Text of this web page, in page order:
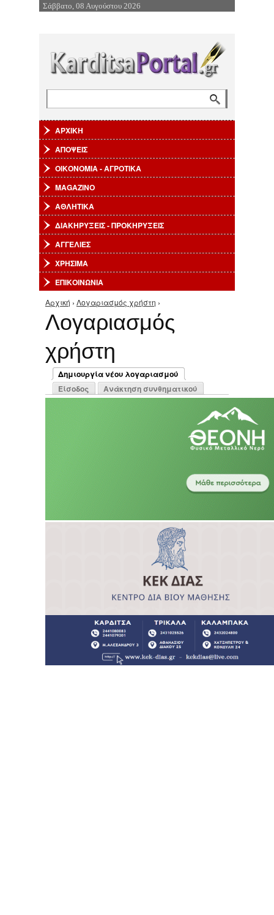
Επιστροφή στην Πλοήγηση
Σάββατο, 08 Αυγούστου 2026
ΑΡΧΙΚΗ
ΑΠΟΨΕΙΣ
ΟΙΚΟΝΟΜΙΑ - ΑΓΡΟΤΙΚΑ
MAGAZINO
ΑΘΛΗΤΙΚΑ
ΔΙΑΚΗΡΥΞΕΙΣ - ΠΡΟΚΗΡΥΞΕΙΣ
ΑΓΓΕΛΙΕΣ
ΧΡΗΣΙΜΑ
ΕΠΙΚΟΙΝΩΝΙΑ
Είστε εδώ
Αρχική › Λογαριασμός χρήστη ›
Λογαριασμός
χρήστη
Πρωτεύουσες καρτέλες
Δημιουργία νέου λογαριασμού
(ενεργή καρτέλα)
Είσοδος Ανάκτηση συνθηματικού